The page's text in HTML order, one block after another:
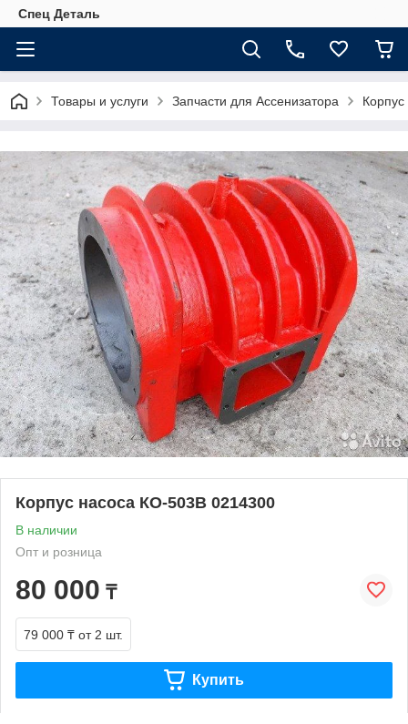
Спец Деталь
Товары и услуги Запчасти для Ассенизатора
Корпус насоса КО-503В 0214300
В наличии
Опт и розница
80 000 ₸
79 000 ₸ от 2 шт.
Купить